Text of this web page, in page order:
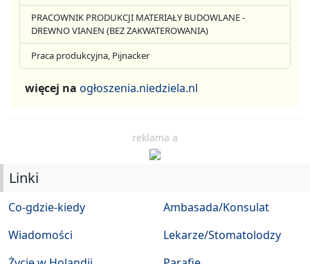
PRACOWNIK PRODUKCJI MATERIAŁY BUDOWLANE -
DREWNO VIANEN (BEZ ZAKWATEROWANIA)
Praca produkcyjna, Pijnacker
więcej na ogłoszenia.niedziela.nl
reklama a
Linki
Co-gdzie-kiedy
Wiadomości
Ambasada/Konsulat
Lekarze/Stomatolodzy